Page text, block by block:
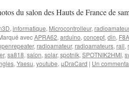
du salon des Hauts de France de
, informatique, Microcontrolleur, radioamateur
avecAPRA62, arduino, concept, din,
, radioamateur, radioamateurs, rail,
, sa818, salon, solar, spotnik, SPOTNIK2HMI,
, Yaesu, youtube, μDraCard | Un